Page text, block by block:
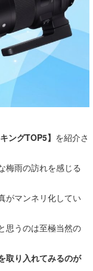
ングTOP5】 を紹介さ
梅雨の訪れを感じる
がマンネリ化してい
思うのは至極当然の
取り入れてみるのが